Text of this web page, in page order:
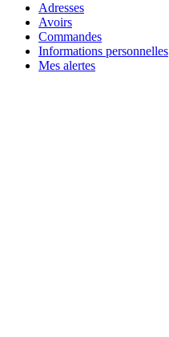
Adresses
Avoirs
Commandes
Informations personnelles
Mes alertes